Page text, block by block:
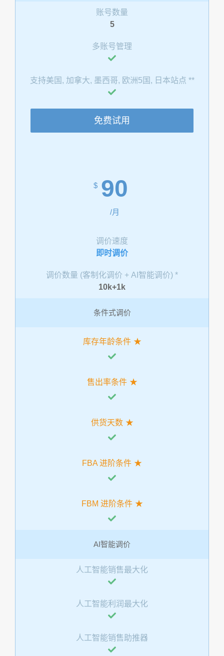
账号数量
5
多账号管理
支持美国, 加拿大, 墨西哥, 欧洲5国, 日本站点 **
免费试用
$ 90
/月
调价速度
即时调价
调价数量 (客制化调价 + AI智能调价) *
10k+1k
条件式调价
库存年龄条件
售出率条件
供货天数
FBA 进阶条件
FBM 进阶条件
AI智能调价
人工智能销售最大化
人工智能利润最大化
人工智能销售助推器